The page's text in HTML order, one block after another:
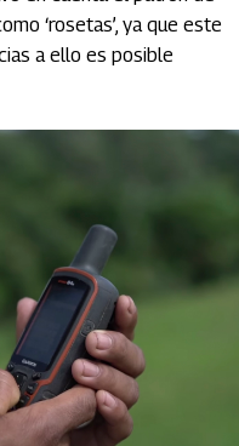
‘rosetas’, ya que este
a ello es posible